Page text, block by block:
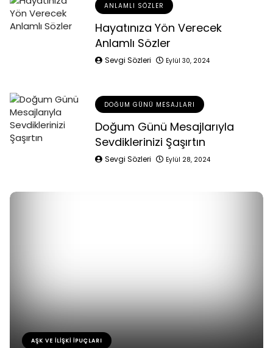
ANLAMLI SÖZLER
Hayatınıza Yön Verecek
Anlamlı Sözler
Sevgi Sözleri Eylül 30, 2024
DOĞUM GÜNÜ MESAJLARI
Doğum Günü Mesajlarıyla
Sevdiklerinizi Şaşırtın
Sevgi Sözleri Eylül 28, 2024
AŞK VE İLIŞKI İPUÇLARI